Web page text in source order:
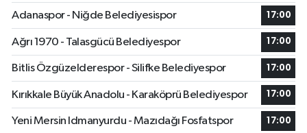
Adanaspor - Niğde Belediyesispor 17:00
Ağrı 1970 - Talasgücü Belediyespor 17:00
Bitlis Özgüzelderespor - Silifke Belediyespor 17:00
Kırıkkale Büyük Anadolu - Karaköprü Belediyespor 17:00
Yeni Mersin Idmanyurdu - Mazıdağı Fosfatspor 17:00